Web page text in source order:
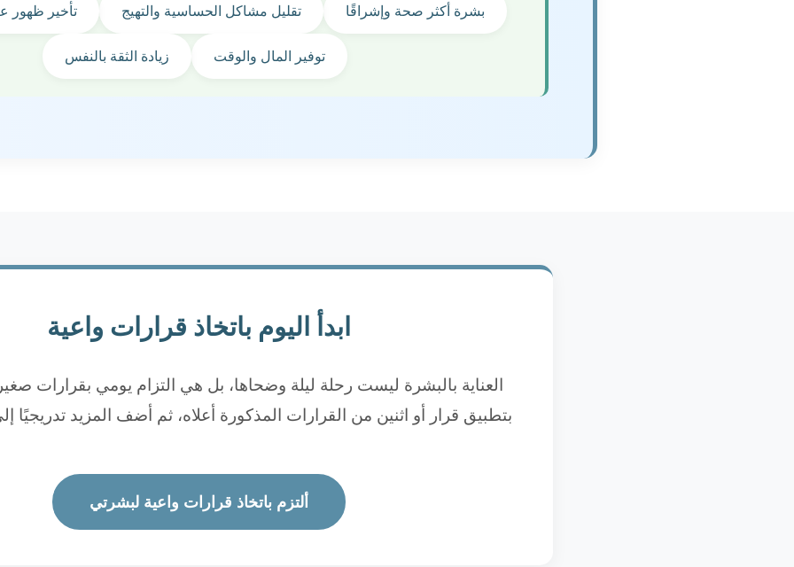
بشرة أكثر صحة وإشراقًا تقليل مشاكل الحساسية والتهيج تأخير ظهور
توفير المال والوقت زيادة الثقة بالنفس
ابدأ اليوم باتخاذ قرارات واعية
العناية بالبشرة ليست رحلة ليلة وضحاها، بل هي التزام يومي بقرارات
بتطبيق قرار أو اثنين من القرارات المذكورة أعلاه، ثم أضف المزيد تدريجيًا
ألتزم باتخاذ قرارات واعية لبشرتي